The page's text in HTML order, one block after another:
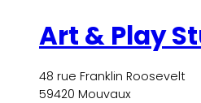
Art & Play
48 rue Franklin Roosevelt
59420 Mouvaux